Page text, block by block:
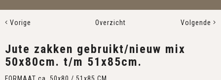
Vorige Overzicht Volgende
Jute zakken gebruikt/nieuw mix
50x80cm. t/m 51x85cm.
FORMAAT ca. 50x80 / 51x85 CM